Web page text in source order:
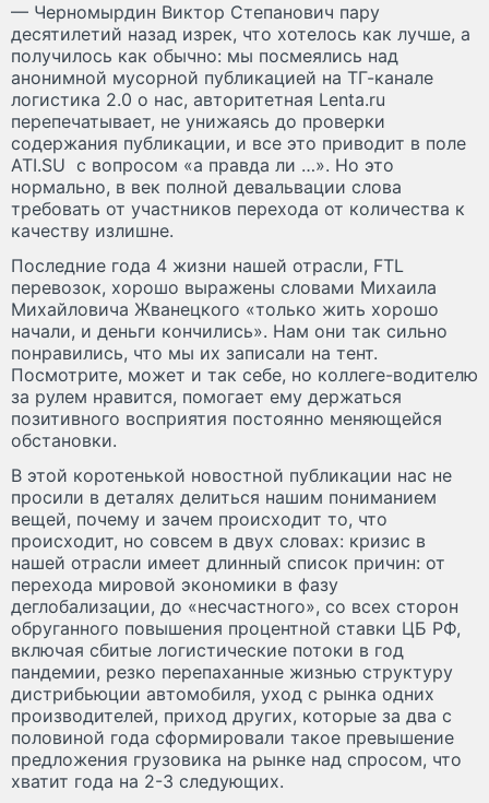
— Черномырдин Виктор Степанович пару
десятилетий назад изрек, что хотелось как лучше, а
получилось как обычно: мы посмеялись над
анонимной мусорной публикацией на ТГ-канале
логистика 2.0 о нас, авторитетная Lenta.ru
перепечатывает, не унижаясь до проверки
содержания публикации, и все это приводит в поле
ATI.SU с вопросом «а правда ли …». Но это
нормально, в век полной девальвации слова
требовать от участников перехода от количества к
качеству излишне.
Последние года 4 жизни нашей отрасли, FTL
перевозок, хорошо выражены словами Михаила
Михайловича Жванецкого «только жить хорошо
начали, и деньги кончились». Нам они так сильно
понравились, что мы их записали на тент.
Посмотрите, может и так себе, но коллеге-водителю
за рулем нравится, помогает ему держаться
позитивного восприятия постоянно меняющейся
обстановки.
В этой коротенькой новостной публикации нас не
просили в деталях делиться нашим пониманием
вещей, почему и зачем происходит то, что
происходит, но совсем в двух словах: кризис в
нашей отрасли имеет длинный список причин: от
перехода мировой экономики в фазу
деглобализации, до «несчастного», со всех сторон
обруганного повышения процентной ставки ЦБ РФ,
включая сбитые логистические потоки в год
пандемии, резко перепаханные жизнью структуру
дистрибьюции автомобиля, уход с рынка одних
производителей, приход других, которые за два с
половиной года сформировали такое превышение
предложения грузовика на рынке над спросом, что
хватит года на 2-3 следующих.